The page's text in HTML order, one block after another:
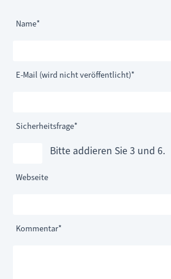
Pflichtfeld
Name*
Pflichtfeld
E-Mail (wird nicht veröffentlicht)*
Webseite
Pflichtfeld
Sicherheitsfrage*
Bitte addieren Sie 3 und 6.
Pflichtfeld
Kommentar*